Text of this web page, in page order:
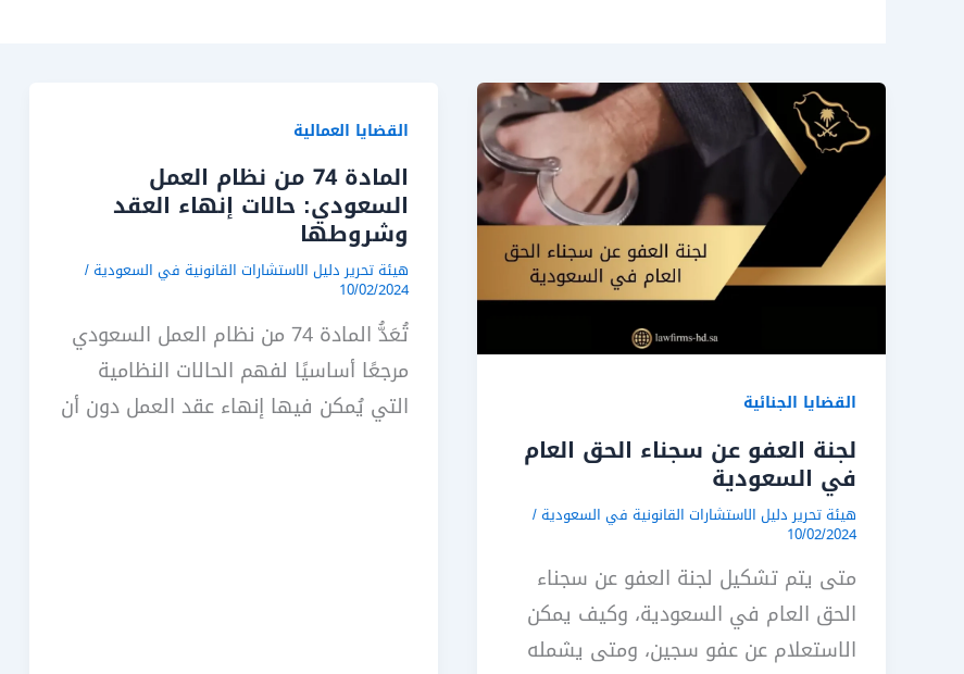
القضايا الجنائية
لجنة العفو عن سجناء الحق العام
في السعودية
هيئة تحرير دليل الاستشارات القانونية في السعودية /
10/02/2024
متى يتم تشكيل لجنة العفو عن سجناء
الحق العام في السعودية، وكيف يمكن
الاستعلام عن عفو سجين، ومتى يشمله
القضايا العمالية
المادة 74 من نظام العمل
السعودي: حالات إنهاء العقد
وشروطها
هيئة تحرير دليل الاستشارات القانونية في السعودية /
10/02/2024
تُعَدُّ المادة 74 من نظام العمل السعودي
مرجعًا أساسيًا لفهم الحالات النظامية
التي يُمكن فيها إنهاء عقد العمل دون أن